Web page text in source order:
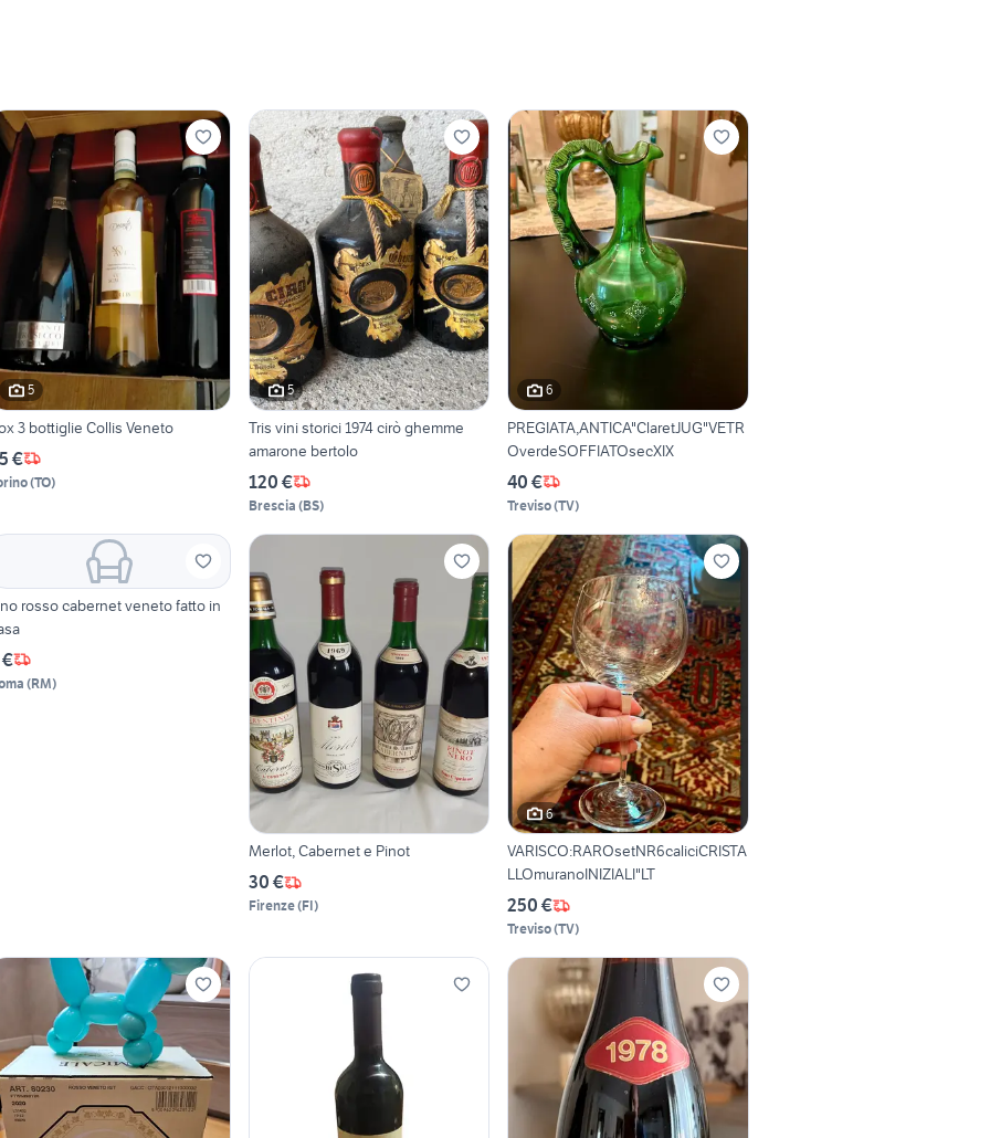
5
3 bottiglie Collis Veneto
€
(TO)
5
Tris vini storici 1974 cirò ghemme
amarone bertolo
120 €
Brescia (BS)
6
PREGIATA,ANTICA"ClaretJUG"VETR
OverdeSOFFIATOsecXIX
40 €
Treviso(TV)
rosso cabernet veneto fatto in
(RM)
Merlot, Cabernet e Pinot
30 €
Firenze(FI)
6
VARISCO:RAROsetNR6caliciCRISTA
LLOmuranoINIZIALI"LT
250 €
Treviso(TV)